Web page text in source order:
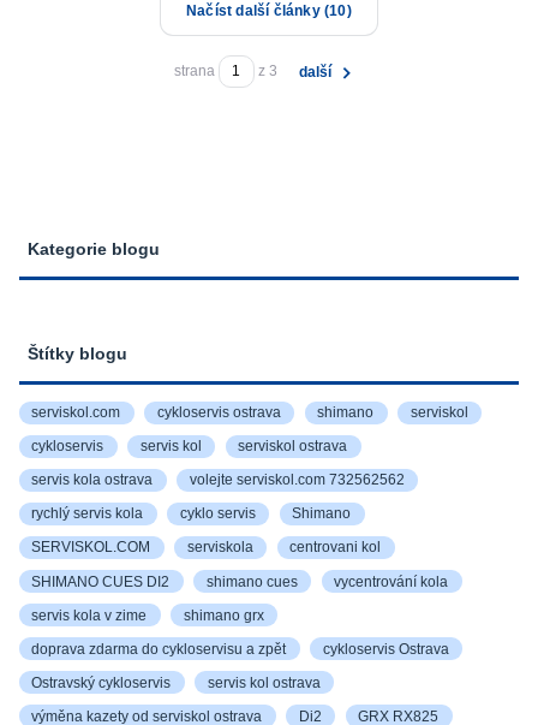
Kategorie blogu
Štítky blogu
serviskol.com cykloservis ostrava shimano serviskol
cykloservis servis kol serviskol ostrava
servis kola ostrava volejte serviskol.com 732562562
rychlý servis kola cyklo servis Shimano
SERVISKOL.COM serviskola centrovani kol
SHIMANO CUES DI2 shimano cues vycentrování kola
servis kola v zime shimano grx
doprava zdarma do cykloservisu a zpět cykloservis Ostrava
Ostravský cykloservis servis kol ostrava
výměna kazety od serviskol ostrava Di2 GRX RX825
Načíst další články (10)
strana z 3 další